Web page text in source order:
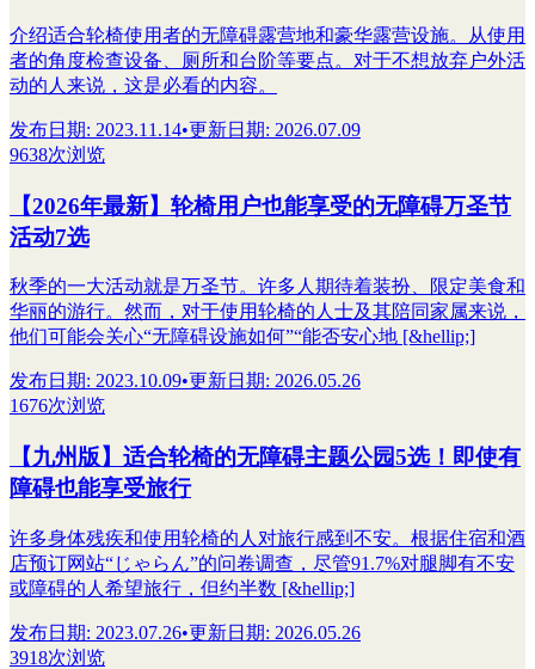
介绍适合轮椅使用者的无障碍露营地和豪华露营设施。从使用
者的角度检查设备、厕所和台阶等要点。对于不想放弃户外活
动的人来说，这是必看的内容。
发布日期: 2023.11.14•更新日期: 2026.07.09
9638次浏览
【2026年最新】轮椅用户也能享受的无障碍万圣节
活动7选
秋季的一大活动就是万圣节。许多人期待着装扮、限定美食和
华丽的游行。然而，对于使用轮椅的人士及其陪同家属来说，
他们可能会关心“无障碍设施如何”“能否安心地 [&hellip;]
发布日期: 2023.10.09•更新日期: 2026.05.26
1676次浏览
【九州版】适合轮椅的无障碍主题公园5选！即使有
障碍也能享受旅行
许多身体残疾和使用轮椅的人对旅行感到不安。根据住宿和酒
店预订网站“じゃらん”的问卷调查，尽管91.7%对腿脚有不安
或障碍的人希望旅行，但约半数 [&hellip;]
发布日期: 2023.07.26•更新日期: 2026.05.26
3918次浏览